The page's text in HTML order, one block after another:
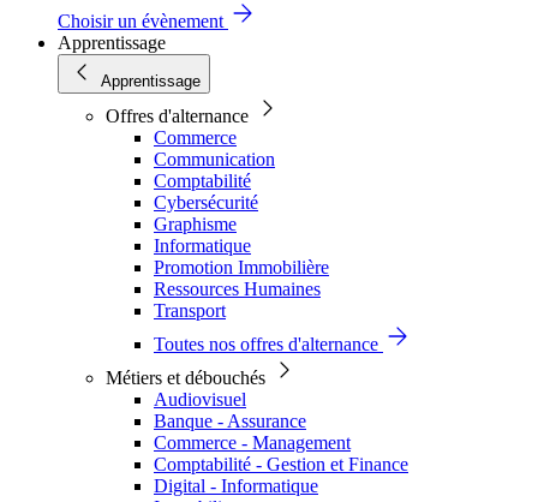
Choisir un évènement
Apprentissage
Apprentissage
Offres d'alternance
Commerce
Communication
Comptabilité
Cybersécurité
Graphisme
Informatique
Promotion Immobilière
Ressources Humaines
Transport
Toutes nos offres d'alternance
Métiers et débouchés
Audiovisuel
Banque - Assurance
Commerce - Management
Comptabilité - Gestion et Finance
Digital - Informatique